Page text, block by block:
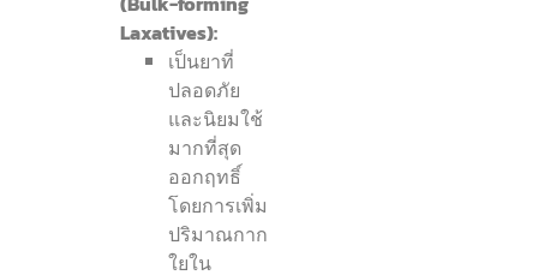
Laxatives):
เป็นยาที่
ปลอดภัย
และนิยมใช้
มากที่สุด
ออกฤทธิ์
โดยการเพิ่ม
ปริมาณกาก
ใยใน